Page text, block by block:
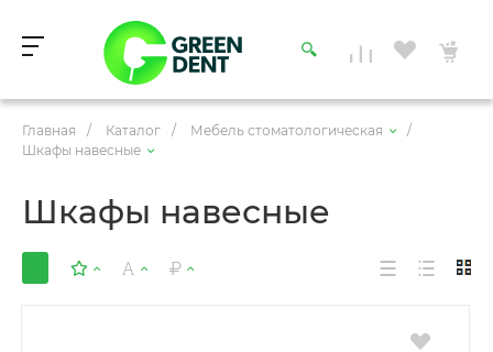
Главная / Каталог / Мебель стоматологическая
/
Шкафы навесные
Шкафы навесные